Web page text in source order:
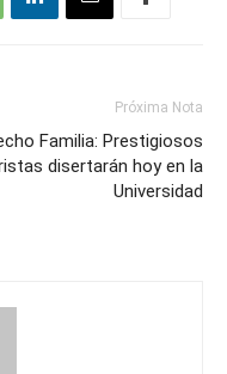
Próxima Nota
Familia: Prestigiosos
disertarán hoy en la
Universidad